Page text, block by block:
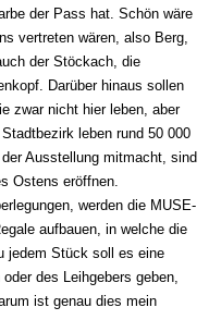
der Pass hat. Schön wäre
vertreten wären, also Berg,
der Stöckach, die
Darüber hinaus sollen
zwar nicht hier leben, aber
leben rund 50 000
Ausstellung mitmacht, sind
Ostens eröffnen.
werden die MUSE-
aufbauen, in welche die
jedem Stück soll es eine
des Leihgebers geben,
ist genau dies mein